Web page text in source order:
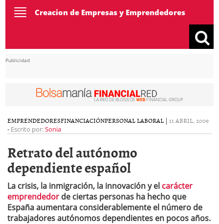
ToggleCreacion de Empresas y Emprendedores
Publicidad
EMPRENDEDORESFINANCIACIÓNPERSONAL LABORAL | 11 ABRIL, 2009
- Escrito por:Sonia
Retrato del autónomo
dependiente español
La crisis, la inmigración, la innovación y el carácter
emprendedor de ciertas personas ha hecho que
España aumentara considerablemente el número de
trabajadores autónomos dependientes en pocos años.